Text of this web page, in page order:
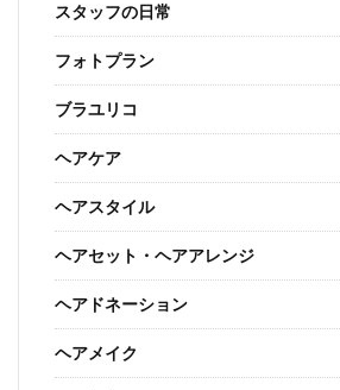
スタッフの日常
フォトプラン
ブラユリコ
ヘアケア
ヘアスタイル
ヘアセット・ヘアアレンジ
ヘアドネーション
ヘアメイク